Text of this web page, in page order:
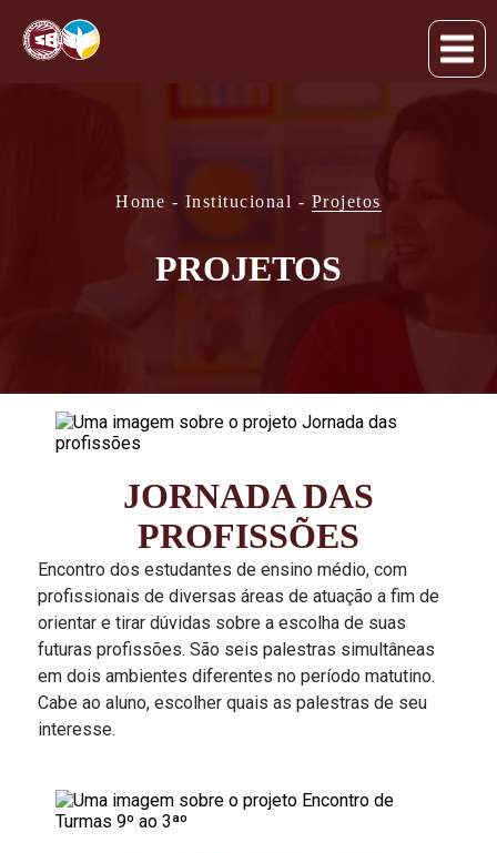
Home - Institucional - Projetos
PROJETOS
JORNADA DAS
PROFISSÕES
Encontro dos estudantes de ensino médio, com
profissionais de diversas áreas de atuação a fim de
orientar e tirar dúvidas sobre a escolha de suas
futuras profissões. São seis palestras simultâneas
em dois ambientes diferentes no período matutino.
Cabe ao aluno, escolher quais as palestras de seu
interesse.